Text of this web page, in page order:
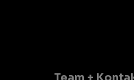
Team +